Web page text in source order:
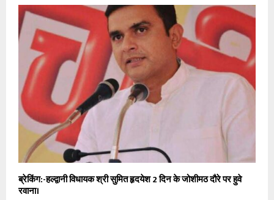
ब्रेकिंग:-हल्द्वानी विधायक श्री सुमित हृदयेश 2 दिन के जोशीमठ दौरे पर हुवे
रवाना।